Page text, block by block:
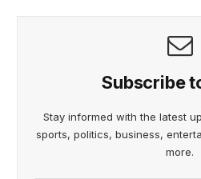
Subscribe
Stay informed with the latest
sports, politics, business,
more.